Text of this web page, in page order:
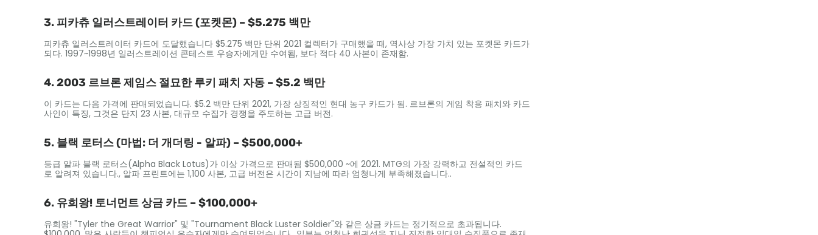
3. 피카츄 일러스트레이터 카드 (포켓몬) – $5.275 백만
피카츄 일러스트레이터 카드에 도달했습니다 $5.275 백만 단위 2021 컬렉터가 구매했을 때, 역사상 가장 가치 있는 포켓몬 카드가
되다. 1997~1998년 일러스트레이션 콘테스트 우승자에게만 수여됨, 보다 적다 40 사본이 존재함.
4. 2003 르브론 제임스 절묘한 루키 패치 자동 – $5.2 백만
이 카드는 다음 가격에 판매되었습니다. $5.2 백만 단위 2021, 가장 상징적인 현대 농구 카드가 됨. 르브론의 게임 착용 패치와 카드
사인이 특징, 그것은 단지 23 사본, 대규모 수집가 경쟁을 주도하는 고급 버전.
5. 블랙 로터스 (마법: 더 개더링 - 알파) – $500,000+
등급 알파 블랙 로터스(Alpha Black Lotus)가 이상 가격으로 판매됨 $500,000 ~에 2021. MTG의 가장 강력하고 전설적인 카드
로 알려져 있습니다., 알파 프린트에는 1,100 사본, 고급 버전은 시간이 지남에 따라 엄청나게 부족해졌습니다..
6. 유희왕! 토너먼트 상금 카드 – $100,000+
유희왕! "Tyler the Great Warrior" 및 "Tournament Black Luster Soldier"와 같은 상금 카드는 정기적으로 초과됩니다.